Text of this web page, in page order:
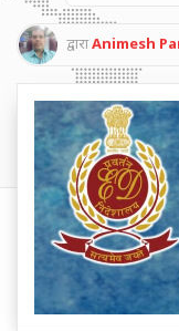
द्वाराAnimesh